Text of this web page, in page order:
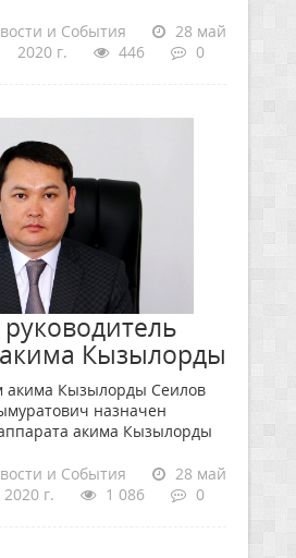
и События
28 май
2020 г.
446 0
Кызылорды
акима Кызылорды Сеилов
назначен
акима Кызылорды
и События
28 май
2020 г.
1 086 0